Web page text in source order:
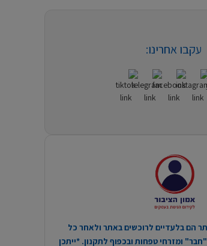
עקבו אחרינו:
הם בלעדיים לרוכשים באתר ולאחר כל
ומזרחי טפחות ובכפוף לתקנון. *ייתכן